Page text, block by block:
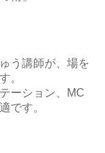
う講師が、場を
。
ーション、MC
です。